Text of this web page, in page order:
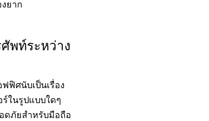
ยาก
พท์ระหว่าง
ฟิศนับเป็นเรื่อง
ในรูปแบบใดๆ
ดภัยสำหรับมือถือ